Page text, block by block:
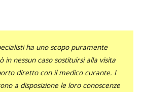
ha uno scopo puramente
in nessun caso sostituirsi alla visita
diretto con il medico curante. I
a disposizione le loro conoscenze